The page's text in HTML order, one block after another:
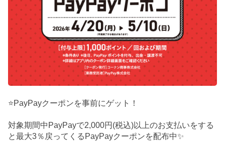
⭐PayPayクーポンを事前にゲット！
対象期間中PayPayで2,000円(税込)以上のお支払いをする
と最大3％戻ってくるPayPayクーポンを配布中✨